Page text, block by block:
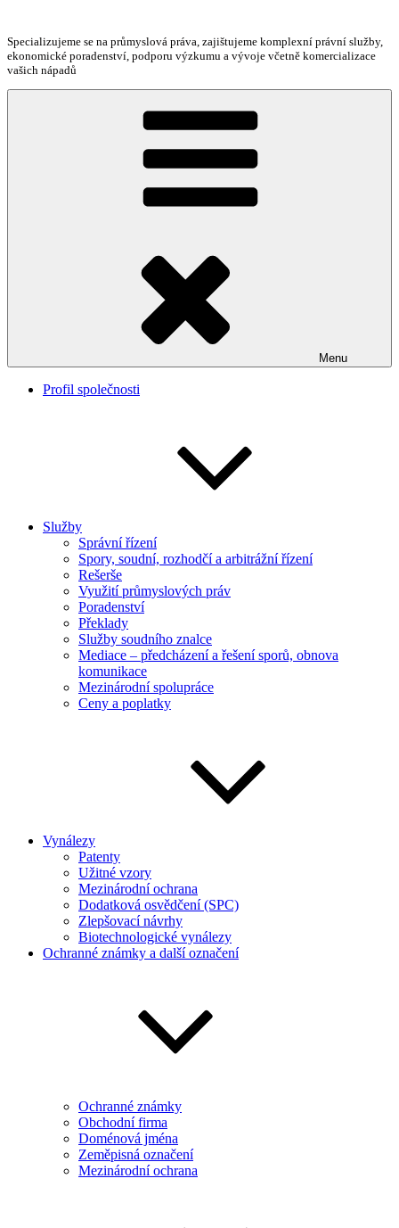
obsahu
webu
Specializujeme se na průmyslová práva, zajištujeme komplexní právní služby,
ekonomické poradenství, podporu výzkumu a vývoje včetně komercializace
vašich nápadů
Menu
Profil společnosti
Služby
Správní řízení
Spory, soudní, rozhodčí a arbitrážní řízení
Rešerše
Využití průmyslových práv
Poradenství
Překlady
Služby soudního znalce
Mediace – předcházení a řešení sporů, obnova
komunikace
Mezinárodní spolupráce
Ceny a poplatky
Vynálezy
Patenty
Užitné vzory
Mezinárodní ochrana
Dodatková osvědčení (SPC)
Zlepšovací návrhy
Biotechnologické vynálezy
Ochranné známky a další označení
Ochranné známky
Obchodní firma
Doménová jména
Zeměpisná označení
Mezinárodní ochrana